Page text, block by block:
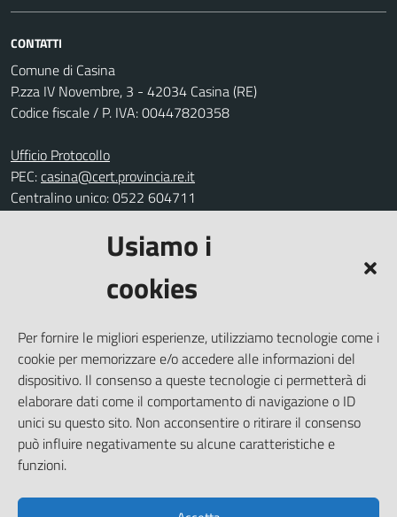
Usiamo i
cookies
Per fornire le migliori esperienze, utilizziamo tecnologie come i
cookie per memorizzare e/o accedere alle informazioni del
dispositivo. Il consenso a queste tecnologie ci permetterà di
elaborare dati come il comportamento di navigazione o ID
unici su questo sito. Non acconsentire o ritirare il consenso
può influire negativamente su alcune caratteristiche e
funzioni.
CONTATTI
Comune di Casina
P.zza IV Novembre, 3 - 42034 Casina (RE)
Codice fiscale / P. IVA: 00447820358
Ufficio Protocollo
PEC:casina@cert.provincia.re.it
Centralino unico: 0522 604711
Segnalazione disservizio
Amministrazione trasparente
Informativa privacy
Note legali
Dichiarazione di accessibilità
Piano di miglioramento del sito